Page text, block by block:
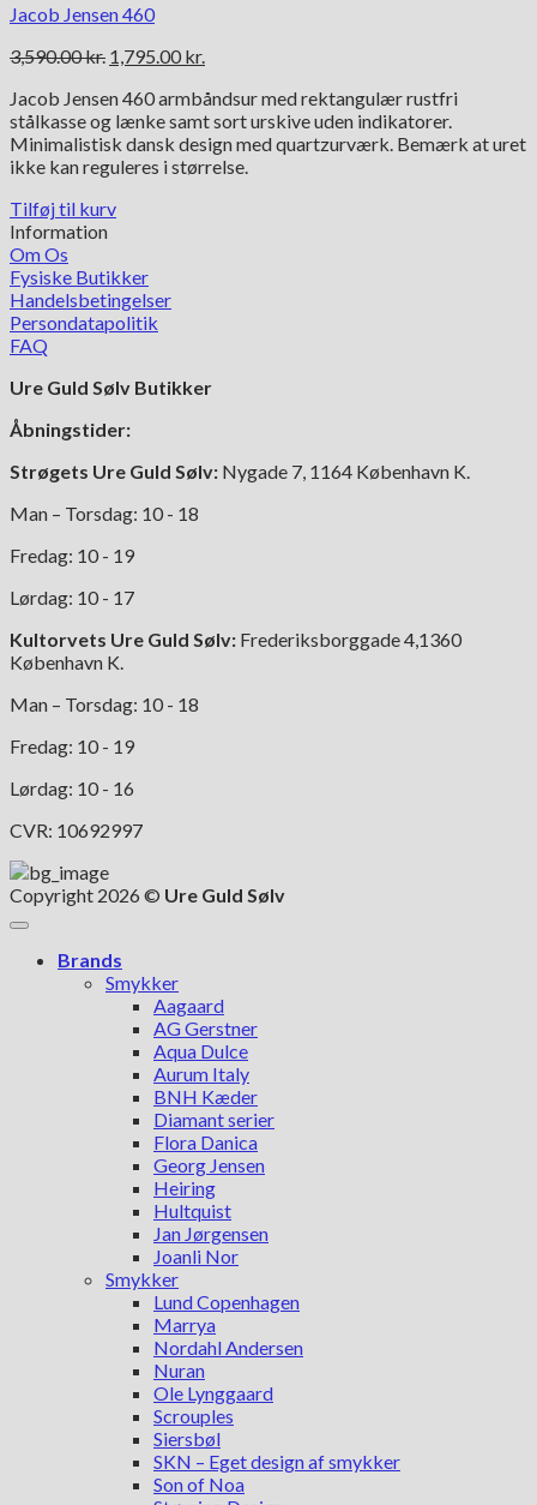
Jacob Jensen 460
3,590.00kr. Den
pris
var:
3,590.00 kr..
1,795.00 kr.
pris
er:
1,795.00 kr..
Jacob Jensen 460 armbåndsur med rektangulær rustfri
stålkasse og lænke samt sort urskive uden indikatorer.
Minimalistisk dansk design med quartzurværk. Bemærk at uret
ikke kan reguleres i størrelse.
Tilføj til kurv
Information
Om Os
Fysiske Butikker
Handelsbetingelser
Persondatapolitik
FAQ
Ure Guld Sølv Butikker
Åbningstider:
Strøgets Ure Guld Sølv: Nygade 7, 1164 København K.
Man – Torsdag: 10 - 18
Fredag: 10 - 19
Lørdag: 10 - 17
Kultorvets Ure Guld Sølv: Frederiksborggade 4,1360
København K.
Man – Torsdag: 10 - 18
Fredag: 10 - 19
Lørdag: 10 - 16
CVR: 10692997
Copyright 2026 © Ure Guld Sølv
Brands
Smykker
Aagaard
AG Gerstner
Aqua Dulce
Aurum Italy
BNH Kæder
Diamant serier
Flora Danica
Georg Jensen
Heiring
Hultquist
Jan Jørgensen
Joanli Nor
Smykker
Lund Copenhagen
Marrya
Nordahl Andersen
Nuran
Ole Lynggaard
Scrouples
Siersbøl
SKN – Eget design af smykker
Son of Noa